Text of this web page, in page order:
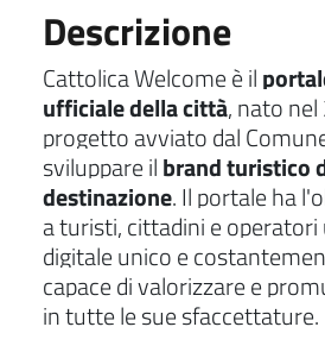
Descrizione
Cattolica Welcome è il
ufficiale della città, nato
progetto avviato dal
sviluppare ilbrand turistico
destinazione. Il portale ha
a turisti, cittadini e
digitale unico e
capace di valorizzare e
in tutte le sue sfaccettature.